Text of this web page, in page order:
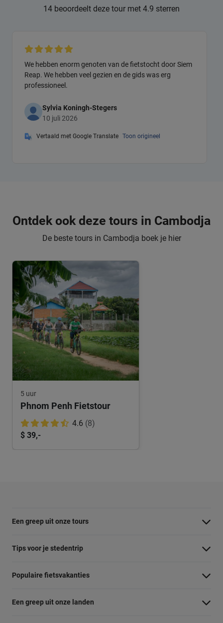
14 beoordeelt deze tour met 4.9 sterren
We hebben enorm genoten van de fietstocht door Siem
Reap. We hebben veel gezien en de gids was erg
professioneel.
Sylvia Koningh-Stegers
10 juli 2026
Vertaald met Google Translate Toon origineel
Ontdek ook deze tours in Cambodja
De beste tours in Cambodja boek je hier
5 uur
Phnom Penh Fietstour
4.6 (8)
$ 39,-
Een greep uit onze tours
Barcelona Panorama tour
Dublin fietstour
Kaapstad Township tour
Tips voor je stedentrip
Wat te doen in Amsterdam
Wat te doen in Berlijn
Populaire fietsvakanties
Fietsvakantie Duitsland
Een greep uit onze landen